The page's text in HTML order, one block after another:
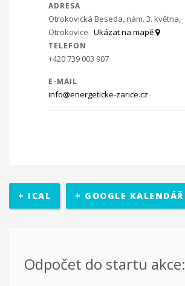
ADRESA
Otrokovická Beseda, nám. 3. května,
Otrokovice Ukázat na mapě
TELEFON
+420 739 003 907
E-MAIL
info@energeticke-zarice.cz
+ ICAL + GOOGLE KALENDÁŘ
Odpočet do startu akce: